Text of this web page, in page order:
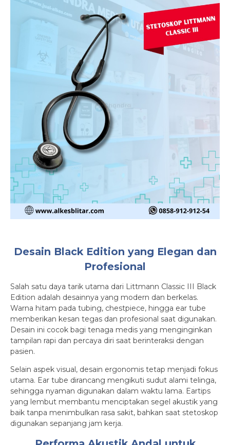
Desain Black Edition yang Elegan dan
Profesional
Salah satu daya tarik utama dari Littmann Classic III Black
Edition adalah desainnya yang modern dan berkelas.
Warna hitam pada tubing, chestpiece, hingga ear tube
memberikan kesan tegas dan profesional saat digunakan.
Desain ini cocok bagi tenaga medis yang menginginkan
tampilan rapi dan percaya diri saat berinteraksi dengan
pasien.
Selain aspek visual, desain ergonomis tetap menjadi fokus
utama. Ear tube dirancang mengikuti sudut alami telinga,
sehingga nyaman digunakan dalam waktu lama. Eartips
yang lembut membantu menciptakan segel akustik yang
baik tanpa menimbulkan rasa sakit, bahkan saat stetoskop
digunakan sepanjang jam kerja.